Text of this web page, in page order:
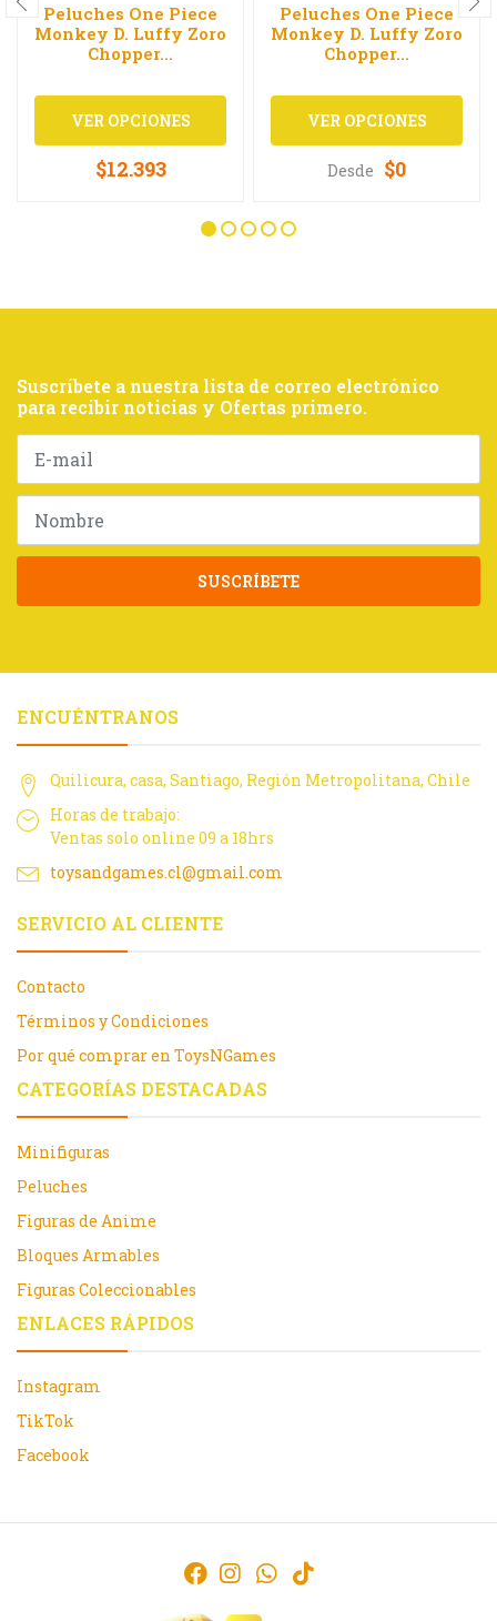
Peluches One Piece
Monkey D. Luffy Zoro
Chopper...
VER OPCIONES
$12.393
Peluches One Piece
Monkey D. Luffy Zoro
Chopper...
VER OPCIONES
Desde $0
Suscríbete a nuestra lista de correo electrónico
para recibir noticias y Ofertas primero.
SUSCRÍBETE
ENCUÉNTRANOS
Quilicura, casa, Santiago, Región Metropolitana, Chile
Horas de trabajo:
Ventas solo online 09 a 18hrs
toysandgames.cl@gmail.com
SERVICIO AL CLIENTE
Contacto
Términos y Condiciones
Por qué comprar en ToysNGames
CATEGORÍAS DESTACADAS
Minifiguras
Peluches
Figuras de Anime
Bloques Armables
Figuras Coleccionables
ENLACES RÁPIDOS
Instagram
TikTok
Facebook